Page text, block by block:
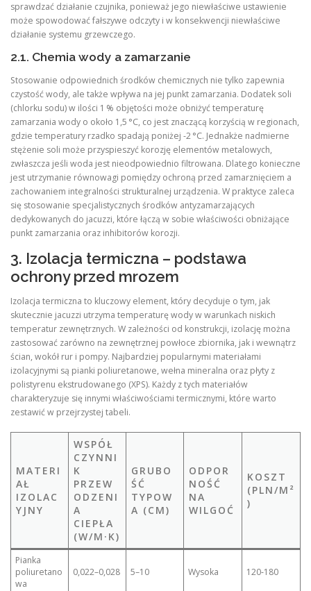
sprawdzać działanie czujnika, ponieważ jego niewłaściwe ustawienie
może spowodować fałszywe odczyty i w konsekwencji niewłaściwe
działanie systemu grzewczego.
2.1. Chemia wody a zamarzanie
Stosowanie odpowiednich środków chemicznych nie tylko zapewnia
czystość wody, ale także wpływa na jej punkt zamarzania. Dodatek soli
(chlorku sodu) w ilości 1 % objętości może obniżyć temperaturę
zamarzania wody o około 1,5 °C, co jest znaczącą korzyścią w regionach,
gdzie temperatury rzadko spadają poniżej -2 °C. Jednakże nadmierne
stężenie soli może przyspieszyć korozję elementów metalowych,
zwłaszcza jeśli woda jest nieodpowiednio filtrowana. Dlatego konieczne
jest utrzymanie równowagi pomiędzy ochroną przed zamarznięciem a
zachowaniem integralności strukturalnej urządzenia. W praktyce zaleca
się stosowanie specjalistycznych środków antyzamarzających
dedykowanych do jacuzzi, które łączą w sobie właściwości obniżające
punkt zamarzania oraz inhibitorów korozji.
3. Izolacja termiczna – podstawa
ochrony przed mrozem
Izolacja termiczna to kluczowy element, który decyduje o tym, jak
skutecznie jacuzzi utrzyma temperaturę wody w warunkach niskich
temperatur zewnętrznych. W zależności od konstrukcji, izolację można
zastosować zarówno na zewnętrznej powłoce zbiornika, jak i wewnątrz
ścian, wokół rur i pompy. Najbardziej popularnymi materiałami
izolacyjnymi są pianki poliuretanowe, wełna mineralna oraz płyty z
polistyrenu ekstrudowanego (XPS). Każdy z tych materiałów
charakteryzuje się innymi właściwościami termicznymi, które warto
zestawić w przejrzystej tabeli.
MATERI
AŁ
IZOLAC
YJNY
WSPÓŁ
CZYNNI
K
PRZEW
ODZENI
A
CIEPŁA
(W/M·K)
GRUBO
ŚĆ
TYPOW
A (CM)
ODPOR
NOŚĆ
NA
WILGOĆ
KOSZT
(PLN/M²
)
Pianka
poliuretano
wa
0,022–0,028 5–10 Wysoka 120‑180